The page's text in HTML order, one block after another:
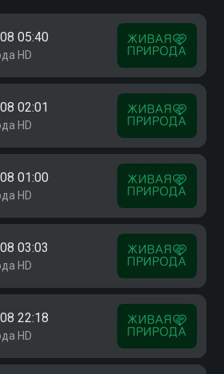
05:40
HD
02:01
HD
01:00
HD
03:03
HD
22:18
HD